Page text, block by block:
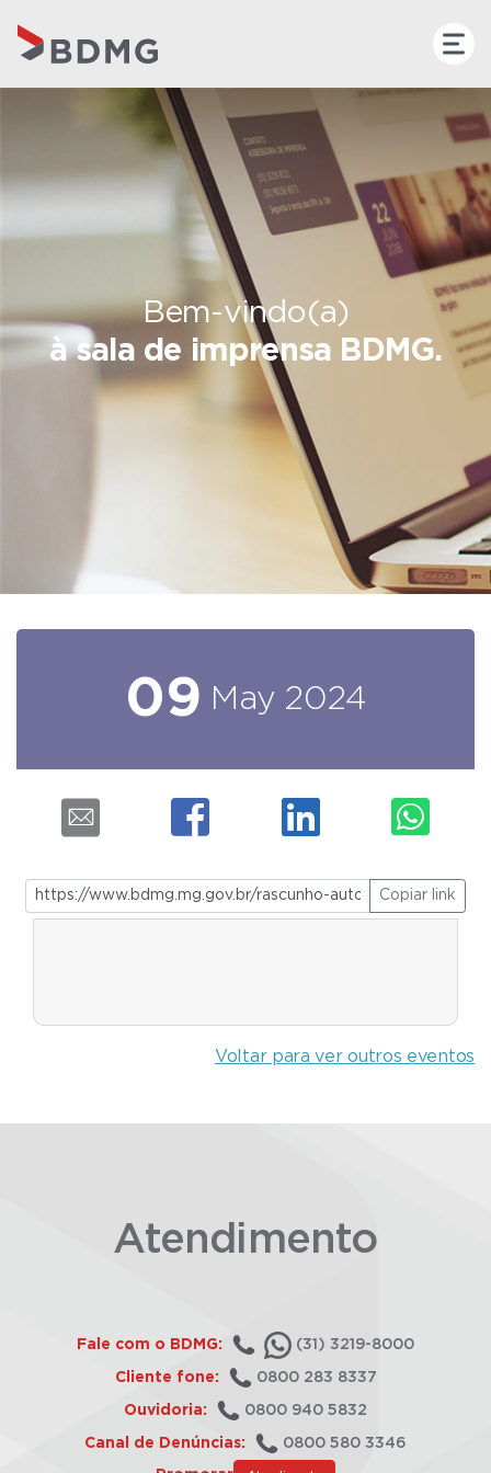
Bem-vindo(a)
à sala de imprensa BDMG.
09 May 2024
Copiar link
Voltar para ver outros eventos
Atendimento
Fale com o BDMG: (31) 3219-8000
Cliente fone: 0800 283 8337
Ouvidoria: 0800 940 5832
Canal de Denúncias: 0800 580 3346